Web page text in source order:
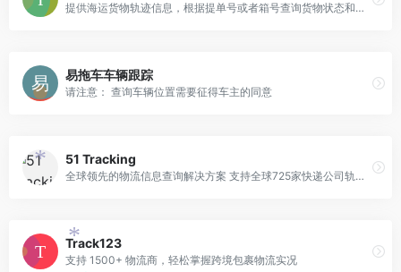
提供海运货物轨迹信息，根据提单号或者箱号查询货物状态和位置。INTTRA唯一数据提供商，国家交通运输物流公共信息平战略合作伙伴。
易拖车车辆跟踪
请注意： 查询车辆位置需要征得车主的同意
51 Tracking
全球领先的物流信息查询解决方案 支持全球725家快递公司轨迹追踪
Track123
支持 1500+ 物流商，轻松掌握跨境包裹物流实况
*
*